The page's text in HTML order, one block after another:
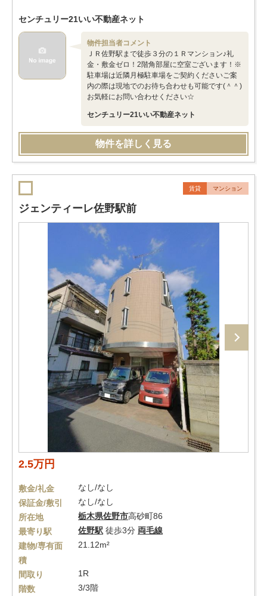
センチュリー21いい不動産ネット
物件担当者コメント
ＪＲ佐野駅まで徒歩３分の１Ｒマンション♪礼
金・敷金ゼロ！2階角部屋に空室ございます！※
駐車場は近隣月極駐車場をご契約くださいご案
内の際は現地でのお待ち合わせも可能です(＾＾)
お気軽にお問い合わせください☆
センチュリー21いい不動産ネット
物件を詳しく見る
賃貸 マンション
ジェンティーレ佐野駅前
2.5万円
敷金/礼金
なし/なし
保証金/敷引
なし/なし
所在地
栃木県佐野市高砂町86
最寄り駅
佐野駅 徒歩3分 両毛線
建物/専有面
積
21.12m²
間取り
1R
階数
3/3階